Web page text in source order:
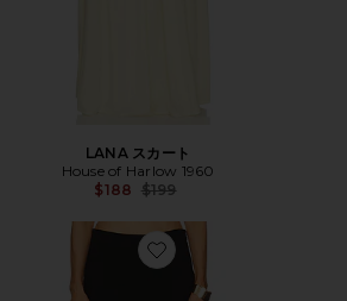
LANA スカート
House of Harlow 1960
$188 Previous price:
$199
Favorite CAMERON スカート